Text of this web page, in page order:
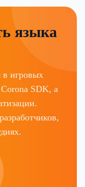
языка
в игровых
SDK, а